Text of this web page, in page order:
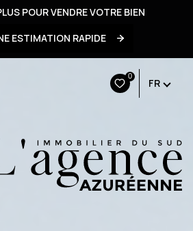
POUR VENDRE VOTRE BIEN
ESTIMATION RAPIDE
0
FR